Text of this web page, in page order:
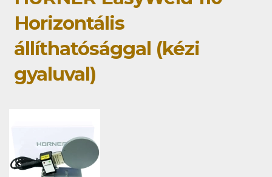
Horizontális
állíthatósággal (kézi
gyaluval)